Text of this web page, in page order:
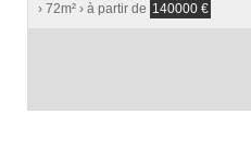
› 72m² › à partir de 140000€